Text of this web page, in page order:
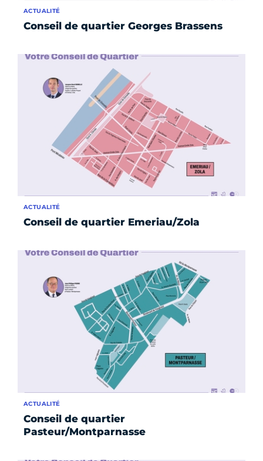
Conseil de quartier Georges Brassens
ACTUALITÉ
Conseil de quartier Emeriau/Zola
ACTUALITÉ
Conseil de quartier
Pasteur/Montparnasse
ACTUALITÉ